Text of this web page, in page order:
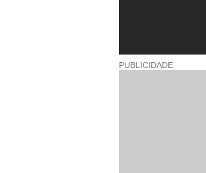
PUBLICIDADE